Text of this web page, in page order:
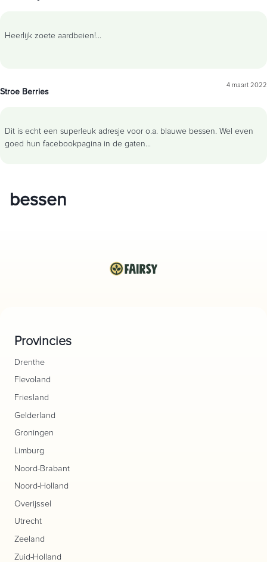
Heerlijk zoete aardbeien!...
Stroe Berries
4 maart 2022
Dit is echt een superleuk adresje voor o.a. blauwe bessen. Wel even
goed hun facebookpagina in de gaten...
bessen
Provincies
Drenthe
Flevoland
Friesland
Gelderland
Groningen
Limburg
Noord-Brabant
Noord-Holland
Overijssel
Utrecht
Zeeland
Zuid-Holland